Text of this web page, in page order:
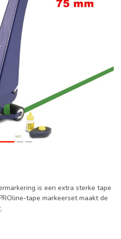
is een extra sterke tape
tape markeerset maakt de
.